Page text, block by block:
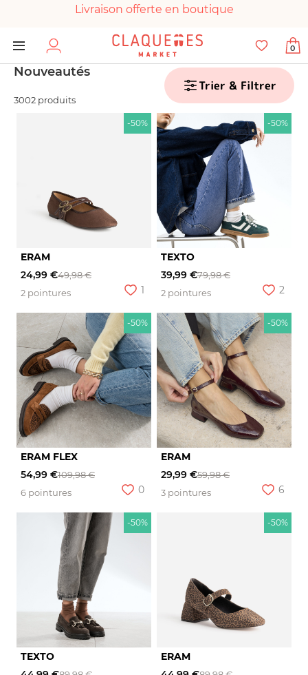
Livraison offerte en boutique
Paiement 100% sécurisé
Chaussures garanties en parfait état
0
Nouveautés
3002 produits
Trier & Filtrer
-50%
ERAM
24,99 €49,98 €
2 pointures
1
-50%
TEXTO
39,99 €79,98 €
2 pointures
2
-50%
ERAM FLEX
54,99 €109,98 €
6 pointures
0
-50%
ERAM
29,99 €59,98 €
3 pointures
6
-50%
TEXTO
-50%
ERAM